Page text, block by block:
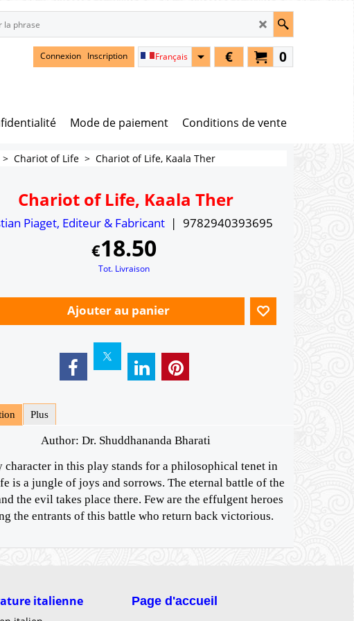
0
€
Français
Connexion Inscription
Mode de paiement Conditions de vente
> Chariot of Life > Chariot of Life, Kaala Ther
Chariot of Life, Kaala Ther
Piaget, Editeur & Fabricant 9782940393695
€18.50
Tot. Livraison
Ajouter au panier
Plus
Author: Dr. Shuddhananda Bharati
character in this play stands for a philosophical tenet in
is a jungle of joys and sorrows. The eternal battle of the
the evil takes place there. Few are the effulgent heroes
the entrants of this battle who return back victorious.
italienne Page d'accueil